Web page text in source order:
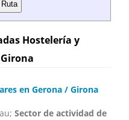
Hostelería y
en Gerona / Girona
Sector de actividad de